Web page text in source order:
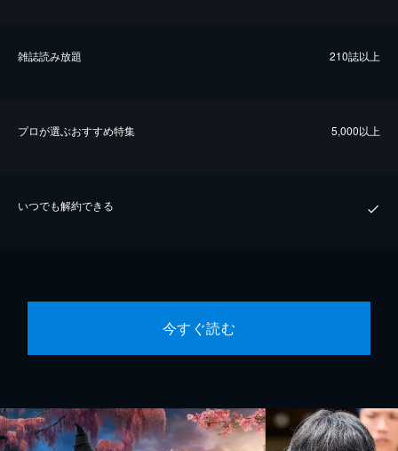
雑誌読み放題 210誌以上
プロが選ぶおすすめ特集 5,000以上
いつでも解約できる
今すぐ読む